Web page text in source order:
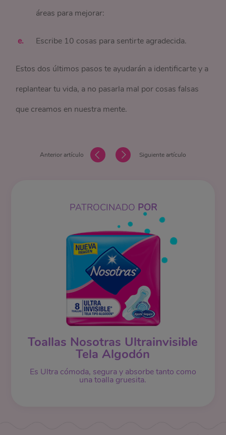
áreas para mejorar:
Escribe 10 cosas para sentirte agradecida.
Estos dos últimos pasos te ayudarán a identificarte y a
replantear tu vida, a no pasarla mal por cosas falsas
que creamos en nuestra mente.
Anterior artículo Siguiente artículo
PATROCINADO POR
Toallas Nosotras Ultrainvisible
Tela Algodón
Es Ultra cómoda, segura y absorbe tanto como
una toalla gruesita.